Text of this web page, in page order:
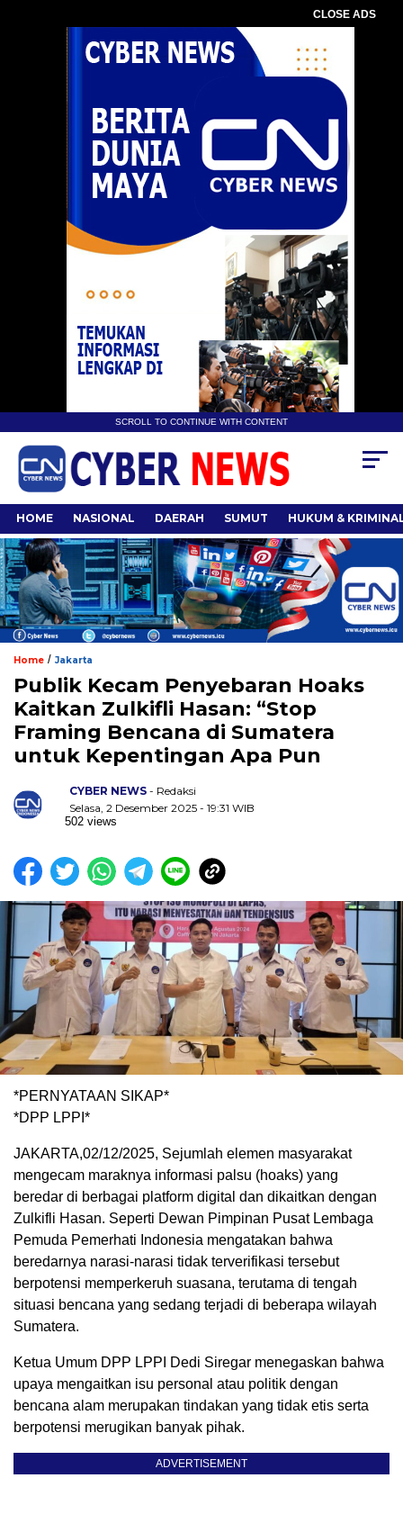
CLOSE ADS
SCROLL TO CONTINUE WITH CONTENT
HOME NASIONAL DAERAH SUMUT HUKUM &
Home / Jakarta
Publik Kecam Penyebaran Hoaks
Kaitkan Zulkifli Hasan: “Stop
Framing Bencana di Sumatera
untuk Kepentingan Apa Pun
CYBER NEWS - Redaksi
Selasa, 2 Desember 2025 - 19:31 WIB
502 views
*PERNYATAAN SIKAP*
*DPP LPPI*
JAKARTA,02/12/2025, Sejumlah elemen masyarakat
mengecam maraknya informasi palsu (hoaks) yang
beredar di berbagai platform digital dan dikaitkan dengan
Zulkifli Hasan. Seperti Dewan Pimpinan Pusat Lembaga
Pemuda Pemerhati Indonesia mengatakan bahwa
beredarnya narasi-narasi tidak terverifikasi tersebut
berpotensi memperkeruh suasana, terutama di tengah
situasi bencana yang sedang terjadi di beberapa wilayah
Sumatera.
Ketua Umum DPP LPPI Dedi Siregar menegaskan bahwa
upaya mengaitkan isu personal atau politik dengan
bencana alam merupakan tindakan yang tidak etis serta
berpotensi merugikan banyak pihak.
ADVERTISEMENT